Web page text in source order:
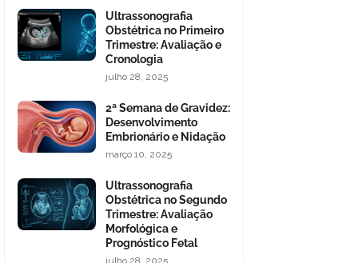
Ultrassonografia
Obstétrica no Primeiro
Trimestre: Avaliação e
Cronologia
julho 28, 2025
2ª Semana de Gravidez:
Desenvolvimento
Embrionário e Nidação
março 10, 2025
Ultrassonografia
Obstétrica no Segundo
Trimestre: Avaliação
Morfológica e
Prognóstico Fetal
julho 28, 2025